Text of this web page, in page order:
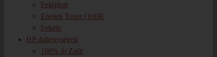
Felújított
Eredeti Toner (106R
Fekete
HP dobegységek
100% új Zafir